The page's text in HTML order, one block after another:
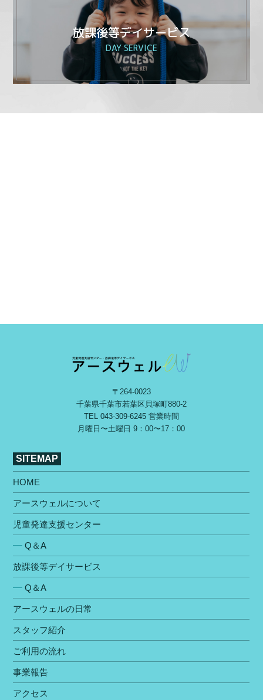
放課後等デイサービス
DAY SERVICE
〒264-0023
千葉県千葉市若葉区⾙塚町880-2
TEL 043-309-6245営業時間
⽉曜⽇〜⼟曜⽇ 9：00〜17：00
SITEMAP
HOME
アースウェルについて
児童発達支援センター
Q＆A
放課後等デイサービス
Q＆A
アースウェルの⽇常
スタッフ紹介
ご利⽤の流れ
事業報告
アクセス